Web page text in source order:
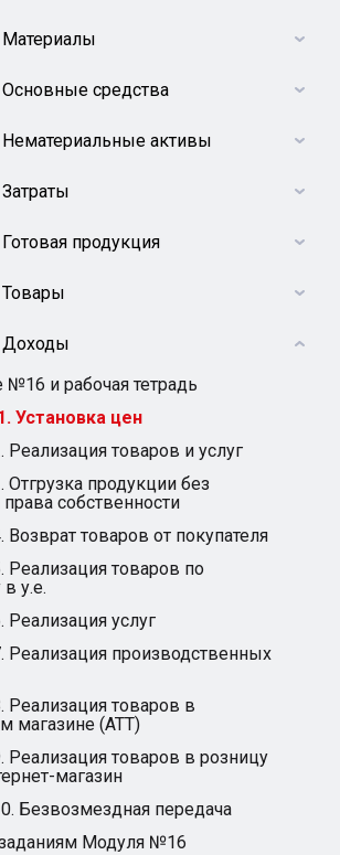
средства
активы
продукция
Доходы
и рабочая тетрадь
Установка цен
Реализация товаров и услуг
Отгрузка продукции без
собственности
Возврат товаров от покупателя
Реализация товаров по
у.е.
Реализация услуг
Реализация производственных
Реализация товаров в
магазине (АТТ)
Реализация товаров в розницу
магазин
Безвозмездная передача
Модуля №16